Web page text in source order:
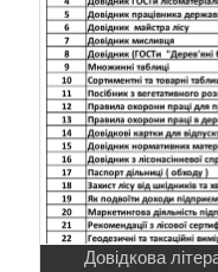
Довідкова